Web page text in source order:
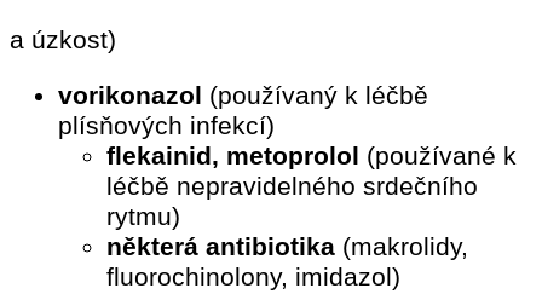
a úzkost)
vorikonazol (používaný k léčbě
plísňových infekcí)
flekainid, metoprolol (používané k
léčbě nepravidelného srdečního
rytmu)
některá antibiotika (makrolidy,
fluorochinolony, imidazol)